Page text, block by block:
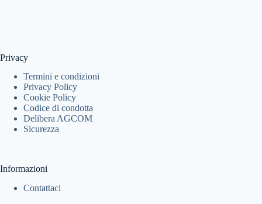
Privacy
Termini e condizioni
Privacy Policy
Cookie Policy
Codice di condotta
Delibera AGCOM
Sicurezza
Informazioni
Contattaci